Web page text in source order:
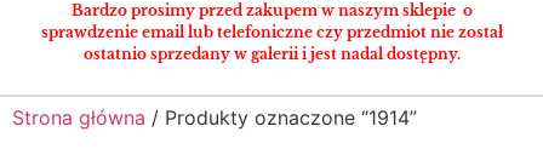
Bardzo prosimy przed zakupem w naszym sklepie o
sprawdzenie email lub telefoniczne czy przedmiot nie został
ostatnio sprzedany w galerii i jest nadal dostępny.
Strona główna / Produkty oznaczone “1914”